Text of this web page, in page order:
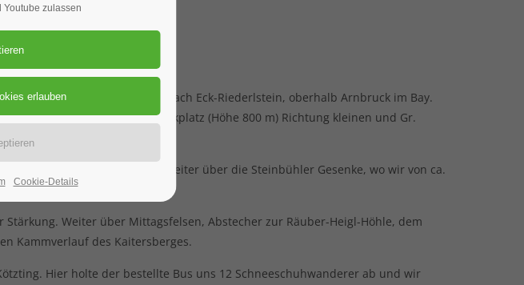
6 interessierte Teilnehmer nach Eck-Riederlstein, oberhalb Arnbruck im Bay.
wanderten wir vom Parkplatz (Höhe 800 m) Richtung kleinen und Gr.
10 m steil hinauf und weiter über die Steinbühler Gesenke, wo wir von ca.
Weiter über Mittagsfelsen, Abstecher zur Räuber-Heigl-Höhle, dem
Kammverlauf des Kaitersberges.
Hier holte der bestellte Bus uns 12 Schneeschuhwanderer ab und wir
Youtube zulassen
Cookie-Details